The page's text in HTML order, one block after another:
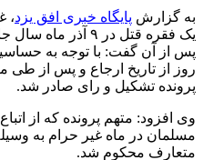
به گزارش پایگاه خبری افق یزد،
یک فقره قتل در ۹
روز از تاریخ ارجاع و پس از طی
پرونده تشکیل و رای صادر شد.
وی افزود: متهم پرونده که از
مسلمان در ماه غیر حرام به
متعارف محکوم شد.